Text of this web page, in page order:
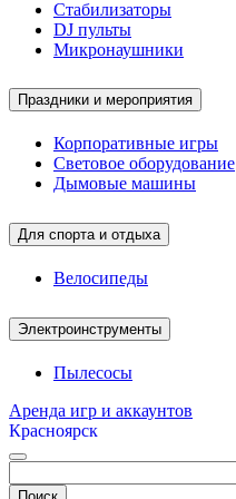
Стабилизаторы
DJ пульты
Микронаушники
Праздники и мероприятия
Корпоративные игры
Световое оборудование
Дымовые машины
Для спорта и отдыха
Велосипеды
Электроинструменты
Пылесосы
Аренда игр и аккаунтов
Красноярск